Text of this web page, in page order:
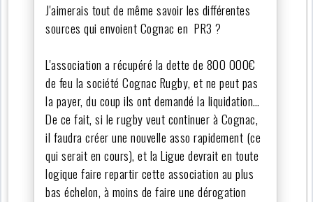
J'aimerais tout de même savoir les différentes
sources qui envoient Cognac en PR3 ?
L'association a récupéré la dette de 800 000€
de feu la société Cognac Rugby, et ne peut pas
la payer, du coup ils ont demandé la liquidation…
De ce fait, si le rugby veut continuer à Cognac,
il faudra créer une nouvelle asso rapidement (ce
qui serait en cours), et la Ligue devrait en toute
logique faire repartir cette association au plus
bas échelon, à moins de faire une dérogation